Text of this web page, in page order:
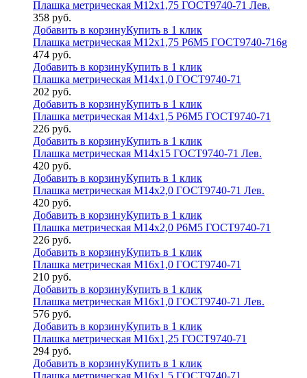
Плашка метрическая М12х1,75 ГОСТ9740-71 Лев.
358 руб.
Добавить в корзинуКупить в 1 клик
Плашка метрическая М12х1,75 Р6М5 ГОСТ9740-716g
474 руб.
Добавить в корзинуКупить в 1 клик
Плашка метрическая М14х1,0 ГОСТ9740-71
202 руб.
Добавить в корзинуКупить в 1 клик
Плашка метрическая М14х1,5 Р6М5 ГОСТ9740-71
226 руб.
Добавить в корзинуКупить в 1 клик
Плашка метрическая М14х15 ГОСТ9740-71 Лев.
420 руб.
Добавить в корзинуКупить в 1 клик
Плашка метрическая М14х2,0 ГОСТ9740-71 Лев.
420 руб.
Добавить в корзинуКупить в 1 клик
Плашка метрическая М14х2,0 Р6М5 ГОСТ9740-71
226 руб.
Добавить в корзинуКупить в 1 клик
Плашка метрическая М16х1,0 ГОСТ9740-71
210 руб.
Добавить в корзинуКупить в 1 клик
Плашка метрическая М16х1,0 ГОСТ9740-71 Лев.
576 руб.
Добавить в корзинуКупить в 1 клик
Плашка метрическая М16х1,25 ГОСТ9740-71
294 руб.
Добавить в корзинуКупить в 1 клик
Плашка метрическая М16х1,5 ГОСТ9740-71